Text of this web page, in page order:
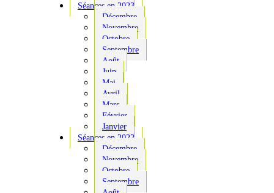
Séances en 2023
Décembre
Novembre
Octobre
Septembre
Août
Juin
Mai
Avril
Mars
Février
Janvier
Séances en 2022
Décembre
Novembre
Octobre
Septembre